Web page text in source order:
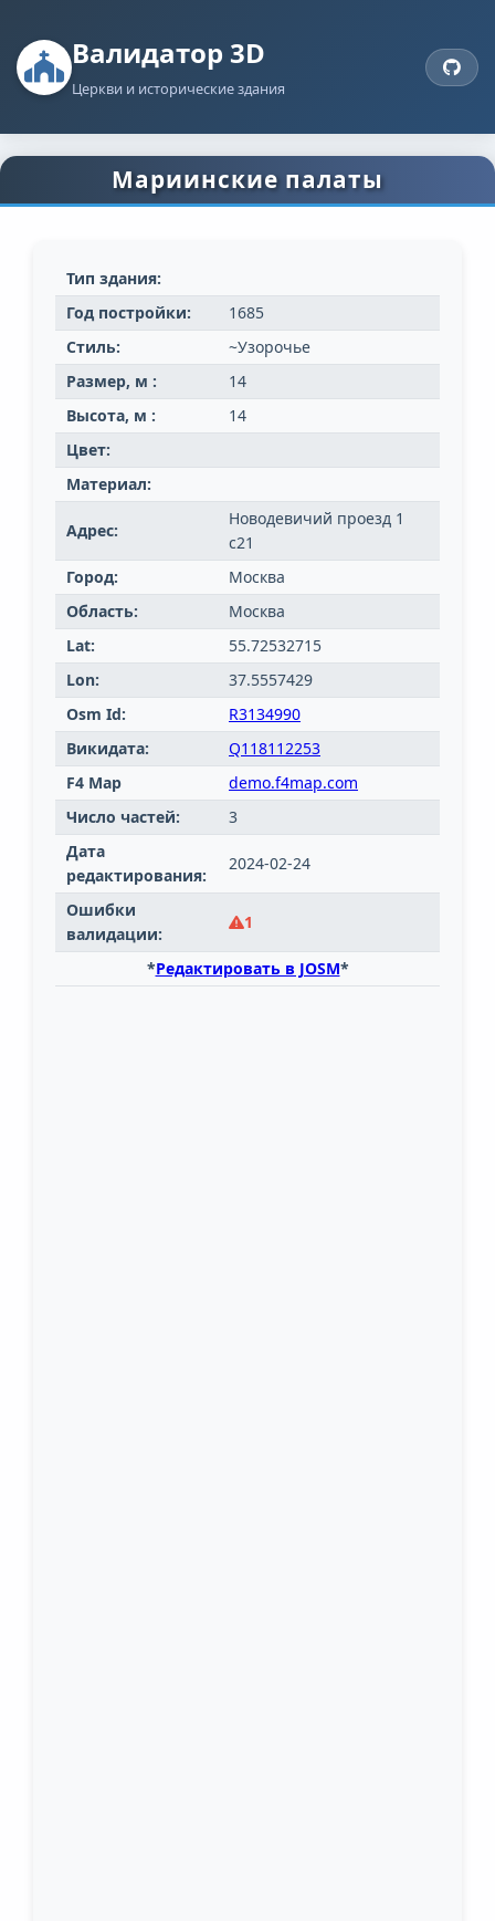
Валидатор 3D
Церкви и исторические здания
Мариинские палаты
Тип здания:
Год постройки:
1685
Стиль:
~Узорочье
Размер, м :
14
Высота, м :
14
Цвет:
Материал:
Адрес:
Новодевичий проезд 1
с21
Город:
Москва
Область:
Москва
Lat:
55.72532715
Lon:
37.5557429
Osm Id:
R3134990
Викидата:
Q118112253
F4 Map
demo.f4map.com
Число частей:
3
Дата
редактирования:
2024-02-24
Ошибки
валидации:
1
*Редактировать в JOSM*